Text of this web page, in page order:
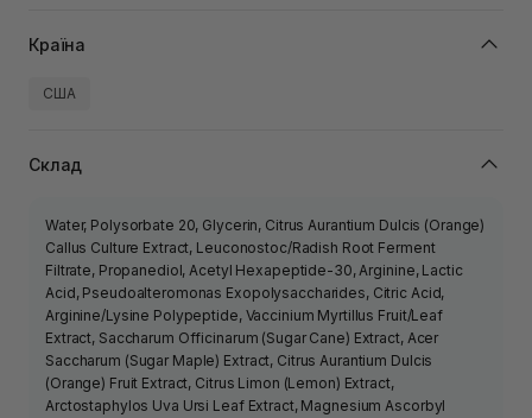
Країна
США
Склад
Water, Polysorbate 20, Glycerin, Citrus Aurantium Dulcis (Orange)
Callus Culture Extract, Leuconostoc/Radish Root Ferment
Filtrate, Propanediol, Acetyl Hexapeptide-30, Arginine, Lactic
Acid, Pseudoalteromonas Exopolysaccharides, Citric Acid,
Arginine/Lysine Polypeptide, Vaccinium Myrtillus Fruit/Leaf
Extract, Saccharum Officinarum (Sugar Cane) Extract, Acer
Saccharum (Sugar Maple) Extract, Citrus Aurantium Dulcis
(Orange) Fruit Extract, Citrus Limon (Lemon) Extract,
Arctostaphylos Uva Ursi Leaf Extract, Magnesium Ascorbyl